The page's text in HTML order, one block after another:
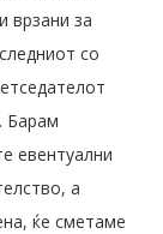
врзани за
со
Барам
евентуални
а
ќе сметаме